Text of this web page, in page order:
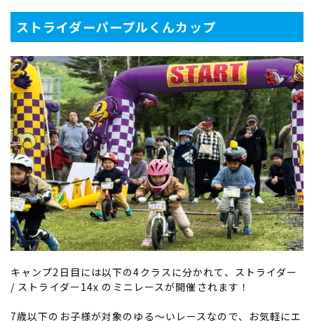
ストライダーパープルくんカップ
キャンプ2日目には以下の4クラスに分かれて、ストライダー
/ ストライダー14x のミニレースが開催されます！
7歳以下のお子様が対象のゆる〜いレースなので、お気軽にエ